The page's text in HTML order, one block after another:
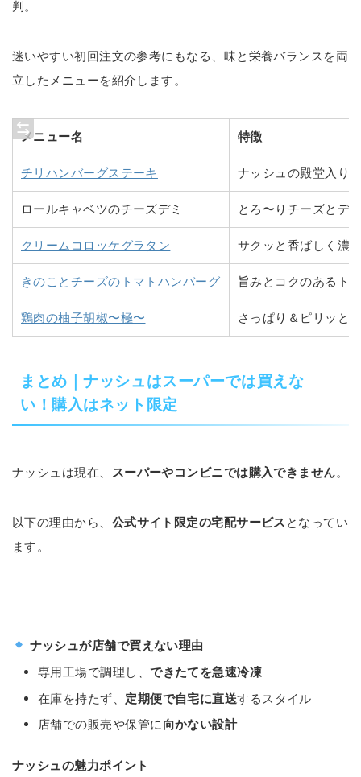
判。
迷いやすい初回注文の参考にもなる、味と栄養バランスを両
立したメニューを紹介します。
メニュー名 特徴
チリハンバーグステーキ ナッシュの殿堂入り
ロールキャベツのチーズデミ とろ〜りチーズとデ
クリームコロッケグラタン サクッと香ばしく濃
きのことチーズのトマトハンバーグ 旨みとコクのあるト
鶏肉の柚子胡椒〜極〜 さっぱり＆ピリッと
まとめ｜ナッシュはスーパーでは買えな
い！購入はネット限定
ナッシュは現在、 スーパーやコンビニでは購入できません。
以下の理由から、 公式サイト限定の宅配サービス となってい
ます。
ナッシュが店舗で買えない理由
専用工場で調理し、できたてを急速冷凍
在庫を持たず、 定期便で自宅に直送するスタイル
店舗での販売や保管に向かない設計
ナッシュの魅力ポイント